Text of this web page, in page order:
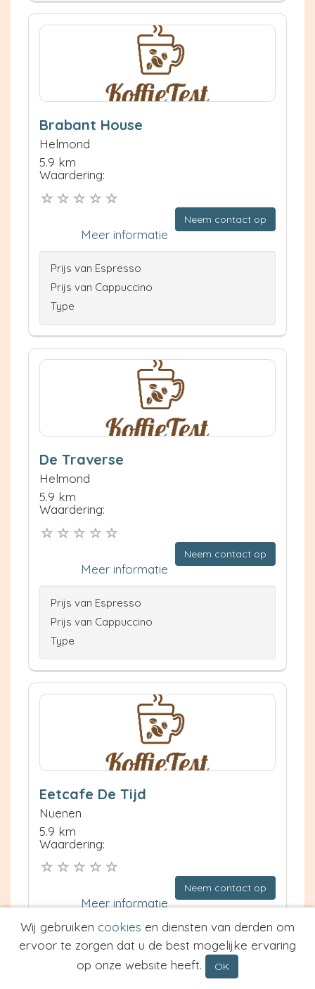
Brabant House
Helmond
5.9 km
Waardering:
Neem contact op
Meer informatie
Prijs van Espresso
Prijs van Cappuccino
Type
De Traverse
Helmond
5.9 km
Waardering:
Neem contact op
Meer informatie
Prijs van Espresso
Prijs van Cappuccino
Type
Eetcafe De Tijd
Nuenen
5.9 km
Waardering:
Neem contact op
Meer informatie
Prijs van Cappuccino
Wij gebruiken cookies en diensten van derden om
ervoor te zorgen dat u de best mogelijke ervaring
op onze website heeft.
OK